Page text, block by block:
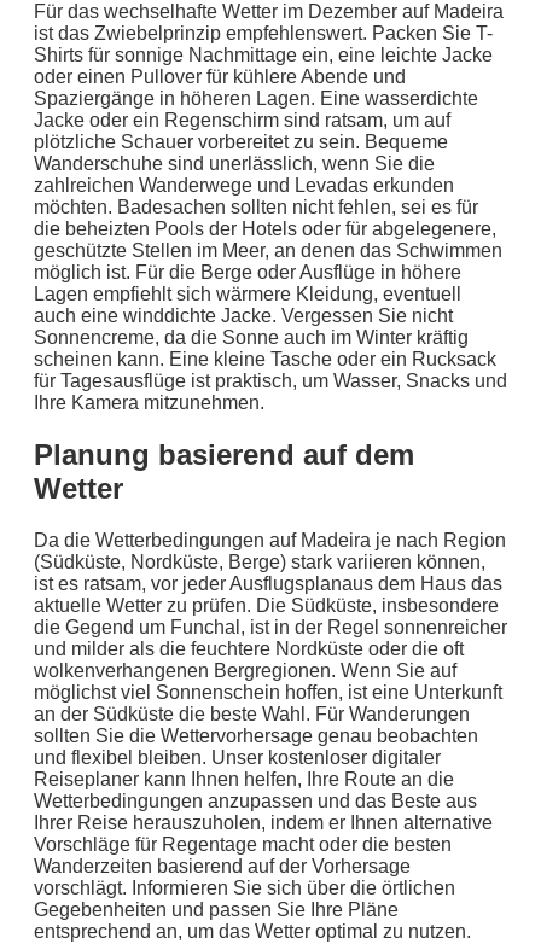
Für das wechselhafte Wetter im Dezember auf Madeira
ist das Zwiebelprinzip empfehlenswert. Packen Sie T-
Shirts für sonnige Nachmittage ein, eine leichte Jacke
oder einen Pullover für kühlere Abende und
Spaziergänge in höheren Lagen. Eine wasserdichte
Jacke oder ein Regenschirm sind ratsam, um auf
plötzliche Schauer vorbereitet zu sein. Bequeme
Wanderschuhe sind unerlässlich, wenn Sie die
zahlreichen Wanderwege und Levadas erkunden
möchten. Badesachen sollten nicht fehlen, sei es für
die beheizten Pools der Hotels oder für abgelegenere,
geschützte Stellen im Meer, an denen das Schwimmen
möglich ist. Für die Berge oder Ausflüge in höhere
Lagen empfiehlt sich wärmere Kleidung, eventuell
auch eine winddichte Jacke. Vergessen Sie nicht
Sonnencreme, da die Sonne auch im Winter kräftig
scheinen kann. Eine kleine Tasche oder ein Rucksack
für Tagesausflüge ist praktisch, um Wasser, Snacks und
Ihre Kamera mitzunehmen.
Planung basierend auf dem
Wetter
Da die Wetterbedingungen auf Madeira je nach Region
(Südküste, Nordküste, Berge) stark variieren können,
ist es ratsam, vor jeder Ausflugsplanaus dem Haus das
aktuelle Wetter zu prüfen. Die Südküste, insbesondere
die Gegend um Funchal, ist in der Regel sonnenreicher
und milder als die feuchtere Nordküste oder die oft
wolkenverhangenen Bergregionen. Wenn Sie auf
möglichst viel Sonnenschein hoffen, ist eine Unterkunft
an der Südküste die beste Wahl. Für Wanderungen
sollten Sie die Wettervorhersage genau beobachten
und flexibel bleiben. Unser kostenloser digitaler
Reiseplaner kann Ihnen helfen, Ihre Route an die
Wetterbedingungen anzupassen und das Beste aus
Ihrer Reise herauszuholen, indem er Ihnen alternative
Vorschläge für Regentage macht oder die besten
Wanderzeiten basierend auf der Vorhersage
vorschlägt. Informieren Sie sich über die örtlichen
Gegebenheiten und passen Sie Ihre Pläne
entsprechend an, um das Wetter optimal zu nutzen.